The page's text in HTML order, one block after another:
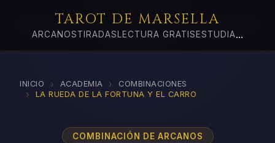
TAROT DE MARSELLA
ARCANOSTIRADAS LECTURA GRATIS ESTUDIA...
INICIO › ACADEMIA › COMBINACIONES
› LA RUEDA DE LA FORTUNA Y EL CARRO
COMBINACIÓN DE ARCANOS